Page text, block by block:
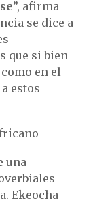
”, afirma
se dice a
que si bien
en el
estos
una
Ekeocha